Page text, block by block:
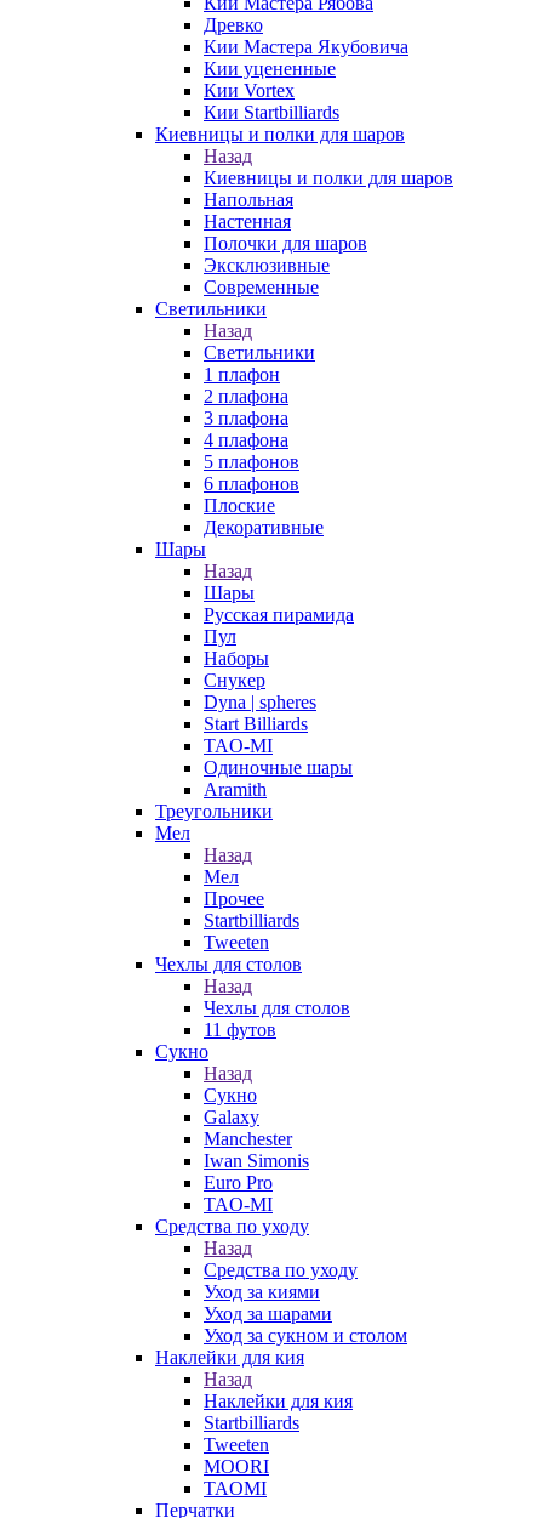
Древко
Кии Мастера Якубовича
Кии уцененные
Кии Vortex
Кии Startbilliards
Киевницы и полки для шаров
Назад
Киевницы и полки для шаров
Напольная
Настенная
Полочки для шаров
Эксклюзивные
Современные
Светильники
Назад
Светильники
1 плафон
2 плафона
3 плафона
4 плафона
5 плафонов
6 плафонов
Плоские
Декоративные
Шары
Назад
Шары
Русская пирамида
Пул
Наборы
Снукер
Dyna | spheres
Start Billiards
TAO-MI
Одиночные шары
Aramith
Треугольники
Мел
Назад
Мел
Прочее
Startbilliards
Tweeten
Чехлы для столов
Назад
Чехлы для столов
11 футов
Сукно
Назад
Сукно
Galaxy
Manchester
Iwan Simonis
Euro Pro
TAO-MI
Средства по уходу
Назад
Средства по уходу
Уход за киями
Уход за шарами
Уход за сукном и столом
Наклейки для кия
Назад
Наклейки для кия
Startbilliards
Tweeten
MOORI
TAOMI
Перчатки